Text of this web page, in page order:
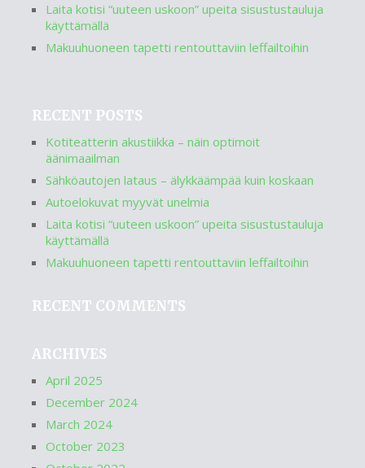
Laita kotisi “uuteen uskoon” upeita sisustustauluja
käyttämällä
Makuuhuoneen tapetti rentouttaviin leffailtoihin
RECENT POSTS
Kotiteatterin akustiikka – näin optimoit
äänimaailman
Sähköautojen lataus – älykkäämpää kuin koskaan
Autoelokuvat myyvät unelmia
Laita kotisi “uuteen uskoon” upeita sisustustauluja
käyttämällä
Makuuhuoneen tapetti rentouttaviin leffailtoihin
RECENT COMMENTS
ARCHIVES
April 2025
December 2024
March 2024
October 2023